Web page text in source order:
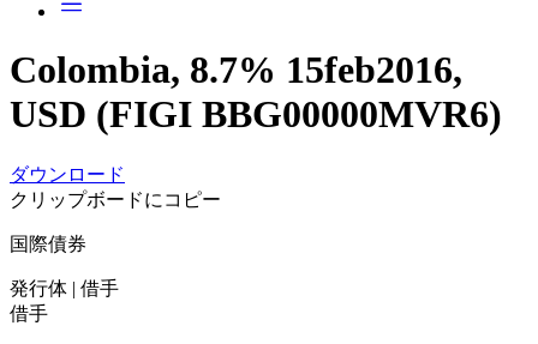
Colombia, 8.7% 15feb2016,
USD (FIGI BBG00000MVR6)
ダウンロード
クリップボードにコピー
国際債券
発行体 | 借手
借手